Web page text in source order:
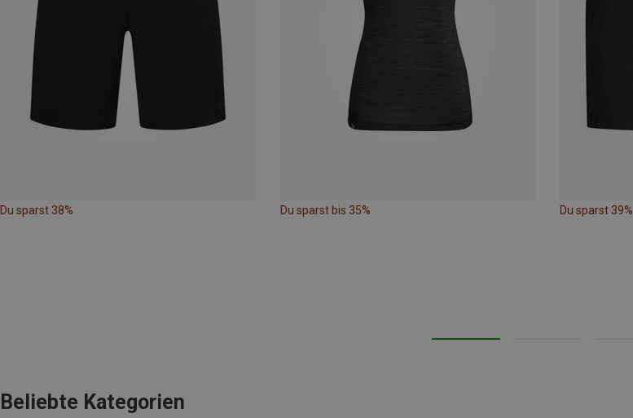
Du sparst 38% Du sparst bis 35% Du sparst 39%
Beliebte Kategorien